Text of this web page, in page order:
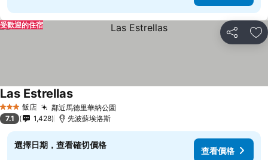
分享 加
受歡迎的住宿
3 星級 飯店 鄰近馬德里華納公園
Las Estrellas
7.1 1,428 先波蘇埃洛斯
選擇日期，查看確切價格
查看價格